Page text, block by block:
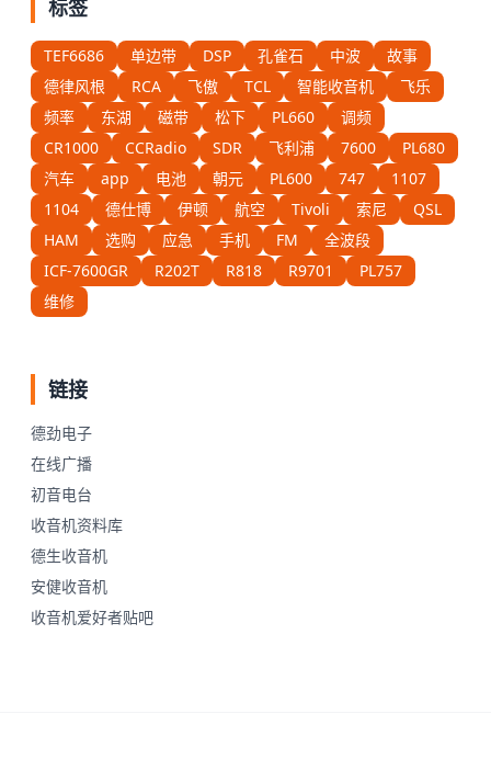
标签
TEF6686 单边带 DSP 孔雀石 中波
故事
德律风根
RCA 飞傲 TCL 智能收音机
飞乐
频率
东湖 磁带 松下 PL660
调频
CR1000
CCRadio SDR 飞利浦 7600
PL680
汽车
app 电池 朝元 PL600 747
1107
1104
德仕博 伊顿 航空 Tivoli 索尼
QSL
HAM
选购 应急 手机 FM
全波段
ICF-7600GR
R202T R818 R9701
PL757
维修
链接
德劲电子
在线广播
初音电台
收音机资料库
德生收音机
安健收音机
收音机爱好者贴吧